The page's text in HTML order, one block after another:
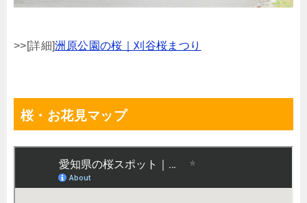
>>[詳細]洲原公園の桜｜刈谷桜まつり
桜・お花見マップ